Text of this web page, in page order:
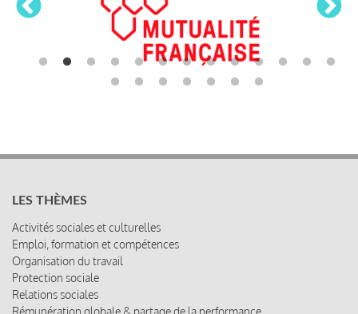
LES THÈMES
Activités sociales et culturelles
Emploi, formation et compétences
Organisation du travail
Protection sociale
Relations sociales
Rémunération globale & partage de la performance